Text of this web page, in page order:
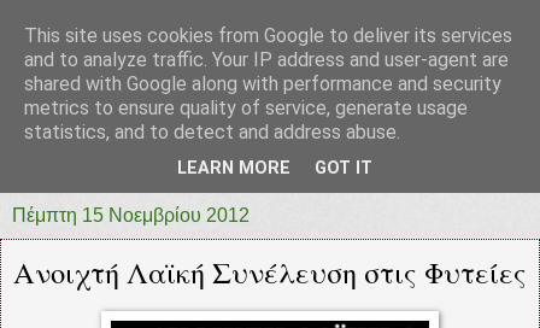
prototypia
"ΠΡΩΤΟΤΥΠΙΑ" * ΑΝΕΞΑΡΤΗΤΗ-ΗΛΕΚΤΡΟΝΙΚΗ-
Πέμπτη 15 Νοεμβρίου 2012
Ανοιχτή Λαϊκή Συνέλευση στις Φυτείες
This site uses cookies from Google to deliver its services
and to analyze traffic. Your IP address and user-agent are
shared with Google along with performance and security
metrics to ensure quality of service, generate usage
statistics, and to detect and address abuse.
LEARN MORE GOT IT